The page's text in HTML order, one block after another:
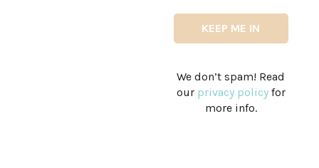
We don’t spam! Read
our privacy policyfor
more info.